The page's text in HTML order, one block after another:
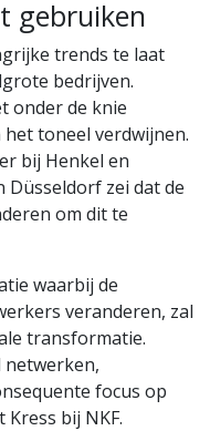
gebruiken
trends te laat
bedrijven.
onder de knie
toneel verdwijnen.
bij Henkel en
Düsseldorf zei dat de
om dit te
waarbij de
veranderen, zal
transformatie.
netwerken,
focus op
bij NKF.